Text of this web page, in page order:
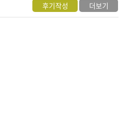
후기작성 더보기